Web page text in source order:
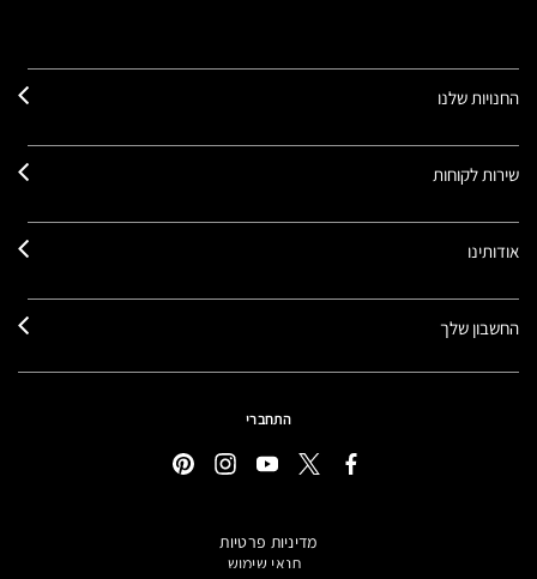
החנויות שלנו
שירות לקוחות
אודותינו
החשבון שלך
התחברי
מדיניות פרטיות
תנאי שימוש